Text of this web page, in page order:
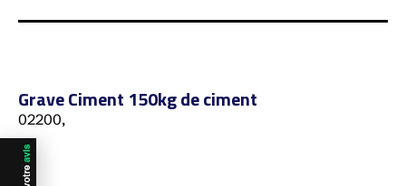
Grave Ciment 150kg de ciment
02200,